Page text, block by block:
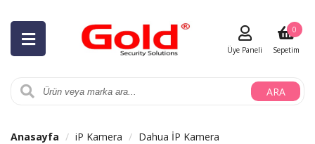
ARA
Üye Paneli Sepetim
0
Anasayfa iP Kamera Dahua İP Kamera